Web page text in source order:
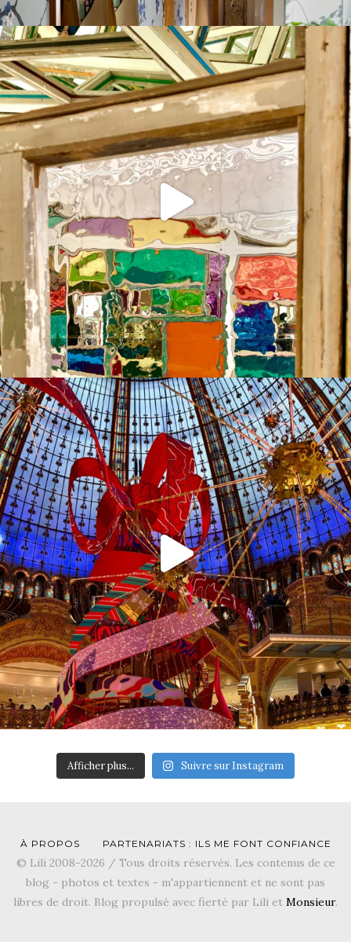
Afficher plus... Suivre sur Instagram
À PROPOS PARTENARIATS : ILS ME FONT CONFIANCE
© Lili 2008-2026 / Tous droits réservés. Les contenus de ce
blog - photos et textes - m'appartiennent et ne sont pas
libres de droit. Blog propulsé avec fierté par Lili et Monsieur.